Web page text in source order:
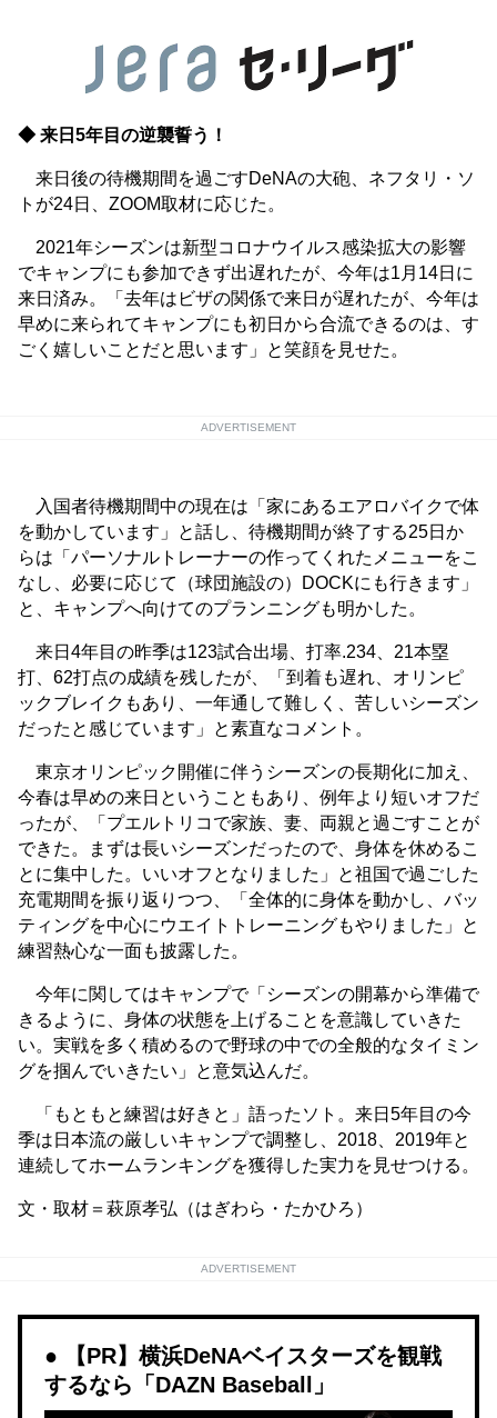
◆ 来日5年目の逆襲誓う！
来日後の待機期間を過ごすDeNAの大砲、ネフタリ・ソ
トが24日、ZOOM取材に応じた。
2021年シーズンは新型コロナウイルス感染拡大の影響
でキャンプにも参加できず出遅れたが、今年は1月14日に
来日済み。「去年はビザの関係で来日が遅れたが、今年は
早めに来られてキャンプにも初日から合流できるのは、す
ごく嬉しいことだと思います」と笑顔を見せた。
ADVERTISEMENT
入国者待機期間中の現在は「家にあるエアロバイクで体
を動かしています」と話し、待機期間が終了する25日か
らは「パーソナルトレーナーの作ってくれたメニューをこ
なし、必要に応じて（球団施設の）DOCKにも行きます」
と、キャンプへ向けてのプランニングも明かした。
来日4年目の昨季は123試合出場、打率.234、21本塁
打、62打点の成績を残したが、「到着も遅れ、オリンピ
ックブレイクもあり、一年通して難しく、苦しいシーズン
だったと感じています」と素直なコメント。
東京オリンピック開催に伴うシーズンの長期化に加え、
今春は早めの来日ということもあり、例年より短いオフだ
ったが、「プエルトリコで家族、妻、両親と過ごすことが
できた。まずは長いシーズンだったので、身体を休めるこ
とに集中した。いいオフとなりました」と祖国で過ごした
充電期間を振り返りつつ、「全体的に身体を動かし、バッ
ティングを中心にウエイトトレーニングもやりました」と
練習熱心な一面も披露した。
今年に関してはキャンプで「シーズンの開幕から準備で
きるように、身体の状態を上げることを意識していきた
い。実戦を多く積めるので野球の中での全般的なタイミン
グを掴んでいきたい」と意気込んだ。
「もともと練習は好きと」語ったソト。来日5年目の今
季は日本流の厳しいキャンプで調整し、2018、2019年と
連続してホームランキングを獲得した実力を見せつける。
文・取材＝萩原孝弘（はぎわら・たかひろ）
ADVERTISEMENT
【PR】横浜DeNAベイスターズを観戦
するなら「DAZN Baseball」